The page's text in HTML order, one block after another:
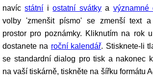
navícstátní iostatní svátkya významné
volby 'zmenšit písmo' se zmenší text a
prostor pro poznámky. Kliknutím na rok
dostanete na roční kalendář. Stisknete-li
se standardní dialog pro tisk a nakonec
na vaší tiskárně, tiskněte na šířku formátu